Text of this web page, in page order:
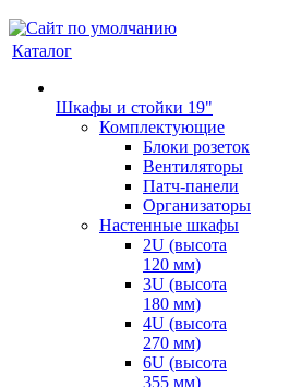
Каталог
Шкафы и стойки 19"
Комплектующие
Блоки розеток
Вентиляторы
Патч-панели
Организаторы
Настенные шкафы
2U (высота
120 мм)
3U (высота
180 мм)
4U (высота
270 мм)
6U (высота
355 мм)